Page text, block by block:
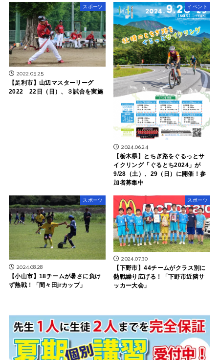
スポーツ
2022.05.25
【足利市】山辺マスターリーグ
2022 22日（日）、３試合を実施
イベント
2024.06.24
【栃木県】とちぎ路をぐるっとサ
イクリング「ぐるとち2024」が
9/28（土）、29（日）に開催！参
加者募集中
スポーツ
2024.08.28
【小山市】18チームが暑さに負け
ず熱戦！「間々田jrカップ」
スポーツ
2024.07.30
【下野市】44チームがクラス別に
熱戦繰り広げる！「下野市近隣サ
ッカー大会」